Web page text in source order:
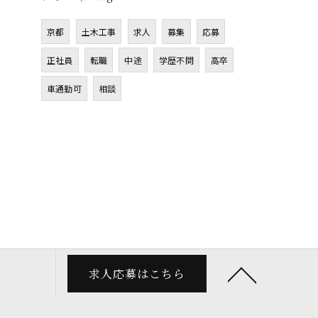
京都 土木工事 求人 募集 応募
正社員 転職 中途 学歴不問 高卒
車通勤可 相談
求人応募はこちら